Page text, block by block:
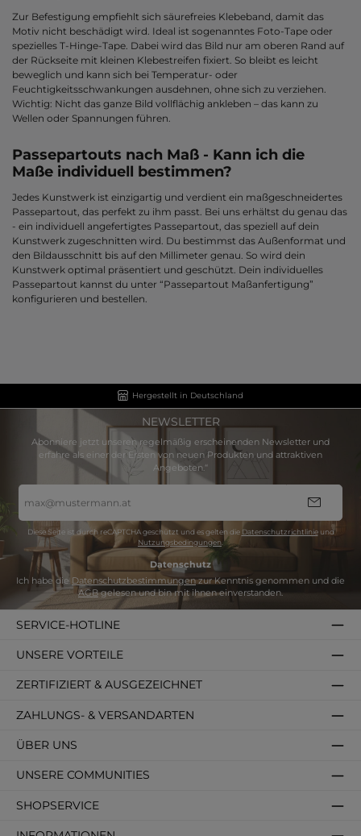
Zur Befestigung empfiehlt sich säurefreies Klebeband, damit das
Motiv nicht beschädigt wird. Ideal ist sogenanntes Foto-Tape oder
spezielles T-Hinge-Tape. Dabei wird das Bild nur am oberen Rand auf
der Rückseite mit kleinen Klebestreifen fixiert. So bleibt es leicht
beweglich und kann sich bei Temperatur- oder
Feuchtigkeitsschwankungen ausdehnen, ohne sich zu verziehen.
Wichtig: Nicht das ganze Bild vollflächig ankleben – das kann zu
Wellen oder Spannungen führen.
Passepartouts nach Maß - Kann ich die
Maße individuell bestimmen?
Jedes Kunstwerk ist einzigartig und verdient ein maßgeschneidertes
Passepartout, das perfekt zu ihm passt. Bei uns erhältst du genau das
- ein individuell angefertigtes Passepartout, das speziell auf dein
Kunstwerk zugeschnitten wird. Du bestimmst das Außenformat und
den Bildausschnitt bis auf den Millimeter genau. So wird dein
Kunstwerk optimal präsentiert und geschützt. Dein individuelles
Passepartout kannst du unter “Passepartout Maßanfertigung”
konfigurieren und bestellen.
Hergestellt in Deutschland
NEWSLETTER
Abonniere jetzt unseren regelmäßig erscheinenden Newsletter und
erfahre als einer der Ersten von neuen Produkten und attraktiven
Angeboten.“
Mail-
Adresse
Diese Seite ist durch reCAPTCHA geschützt und es gelten die Datenschutzrichtlinieund
Nutzungsbedingungen
Datenschutz
Ich habe die Datenschutzbestimmungenzur Kenntnis genommen und die
AGBgelesen und bin mit ihnen einverstanden.
SERVICE-HOTLINE
SHOPSERVICE
ZAHLUNGS- & VERSANDARTEN
ÜBER UNS
ZERTIFIZIERT & AUSGEZEICHNET
UNSERE VORTEILE
UNSERE COMMUNITIES